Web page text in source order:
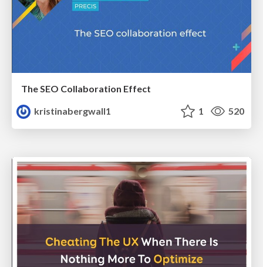
The SEO Collaboration Effect
kristinabergwall1
1 520